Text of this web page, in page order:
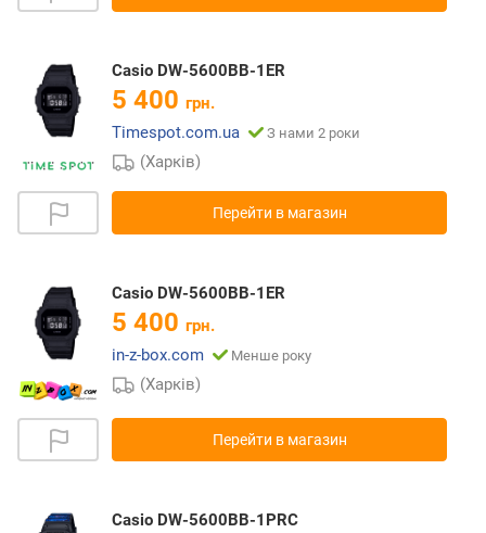
Casio DW-5600BB-1ER
5 400 грн.
Timespot.com.ua
З нами 2 роки
(Харків)
Перейти в магазин
Casio DW-5600BB-1ER
5 400 грн.
in-z-box.com
Менше року
(Харків)
Перейти в магазин
Casio DW-5600BB-1PRC